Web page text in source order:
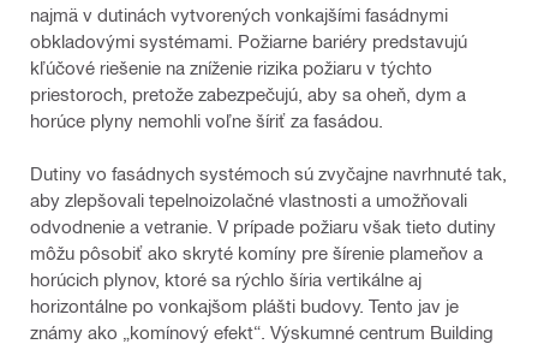
najmä v dutinách vytvorených vonkajšími fasádnymi
obkladovými systémami. Požiarne bariéry predstavujú
kľúčové riešenie na zníženie rizika požiaru v týchto
priestoroch, pretože zabezpečujú, aby sa oheň, dym a
horúce plyny nemohli voľne šíriť za fasádou.
Dutiny vo fasádnych systémoch sú zvyčajne navrhnuté tak,
aby zlepšovali tepelnoizolačné vlastnosti a umožňovali
odvodnenie a vetranie. V prípade požiaru však tieto dutiny
môžu pôsobiť ako skryté komíny pre šírenie plameňov a
horúcich plynov, ktoré sa rýchlo šíria vertikálne aj
horizontálne po vonkajšom plášti budovy. Tento jav je
známy ako „komínový efekt“. Výskumné centrum Building